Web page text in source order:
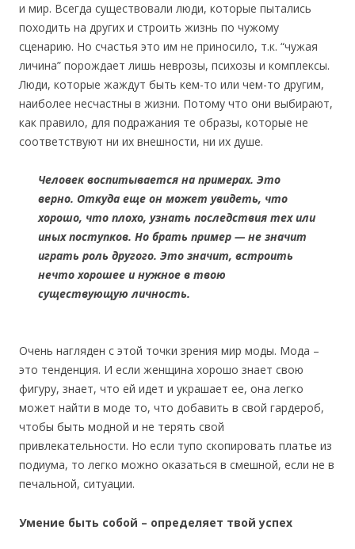
и мир. Всегда существовали люди, которые пытались
походить на других и строить жизнь по чужому
сценарию. Но счастья это им не приносило, т.к. “чужая
личина” порождает лишь неврозы, психозы и комплексы.
Люди, которые жаждут быть кем-то или чем-то другим,
наиболее несчастны в жизни. Потому что они выбирают,
как правило, для подражания те образы, которые не
соответствуют ни их внешности, ни их душе.
Человек воспитывается на примерах. Это
верно. Откуда еще он может увидеть, что
хорошо, что плохо, узнать последствия тех или
иных поступков. Но брать пример — не значит
играть роль другого. Это значит, встроить
нечто хорошее и нужное в твою
существующую личность.
Очень нагляден с этой точки зрения мир моды. Мода –
это тенденция. И если женщина хорошо знает свою
фигуру, знает, что ей идет и украшает ее, она легко
может найти в моде то, что добавить в свой гардероб,
чтобы быть модной и не терять свой
привлекательности. Но если тупо скопировать платье из
подиума, то легко можно оказаться в смешной, если не в
печальной, ситуации.
Умение быть собой – определяет твой успех